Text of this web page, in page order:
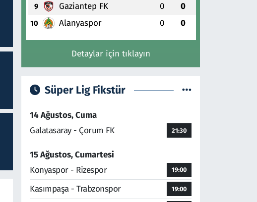
9 Gaziantep FK 0 0
10 Alanyaspor 0 0
Detaylar için tıklayın
Süper Lig Fikstür
14 Ağustos, Cuma
Galatasaray - Çorum FK
21:30
15 Ağustos, Cumartesi
Konyaspor - Rizespor
19:00
Kasımpaşa - Trabzonspor 19:00